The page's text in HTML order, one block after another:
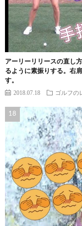
アーリーリリースの直し
るように素振りする。右
す。
2018.07.18 ゴルフの